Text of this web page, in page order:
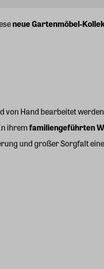
neue Gartenmöbel-
Hand bearbeitet
ihremfamiliengeführten
und großer Sorgfalt